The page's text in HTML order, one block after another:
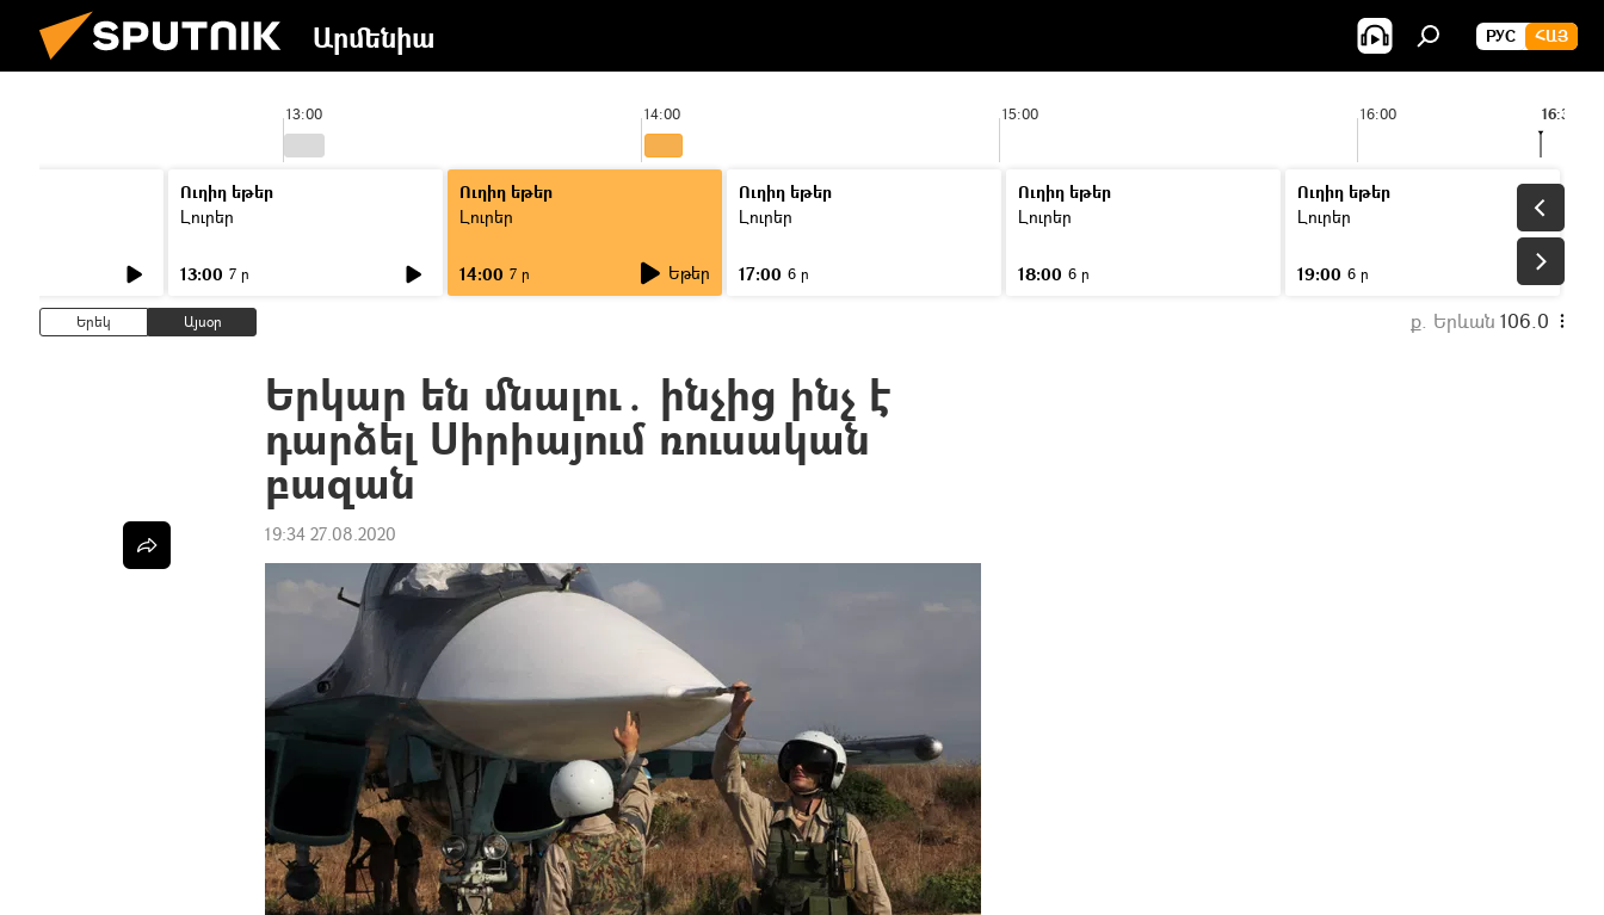
Արմենիա РУС ՀԱՅ
13:00 14:00 15:00 16:00 16:30
Ուղիղ եթեր
Լուրեր
13:00 7 ր
Ուղիղ եթեր
Լուրեր
14:00 7 ր Եթեր
Ուղիղ եթեր
Լուրեր
17:00 6 ր
Ուղիղ եթեր
Լուրեր
18:00 6 ր
Ուղիղ եթեր
Լուրեր
19:00 6 ր
Երեկ Այսօր ք. Երևան 106.0
Երկար են մնալու․ ինչից ինչ է
դարձել Սիրիայում ռուսական
բազան
19:34 27.08.2020